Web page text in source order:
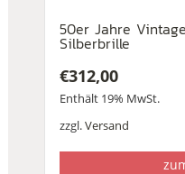
50er Jahre
Silberbrille
€312,00
Enthält 19% MwSt.
zzgl.Versand